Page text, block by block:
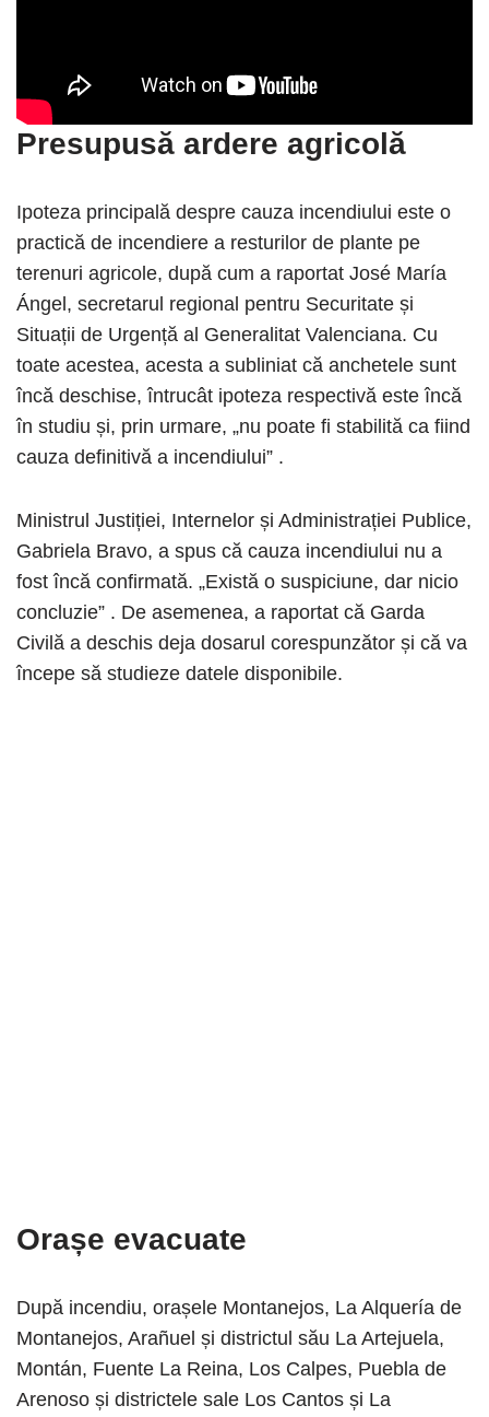
Presupusă ardere agricolă
Ipoteza principală despre cauza incendiului este o
practică de incendiere a resturilor de plante pe
terenuri agricole, după cum a raportat José María
Ángel, secretarul regional pentru Securitate și
Situații de Urgență al Generalitat Valenciana. Cu
toate acestea, acesta a subliniat că anchetele sunt
încă deschise, întrucât ipoteza respectivă este încă
în studiu și, prin urmare, „nu poate fi stabilită ca fiind
cauza definitivă a incendiului” .
Ministrul Justiției, Internelor și Administrației Publice,
Gabriela Bravo, a spus că cauza incendiului nu a
fost încă confirmată. „Există o suspiciune, dar nicio
concluzie” . De asemenea, a raportat că Garda
Civilă a deschis deja dosarul corespunzător și că va
începe să studieze datele disponibile.
Orașe evacuate
După incendiu, orașele Montanejos, La Alquería de
Montanejos, Arañuel și districtul său La Artejuela,
Montán, Fuente La Reina, Los Calpes, Puebla de
Arenoso și districtele sale Los Cantos și La